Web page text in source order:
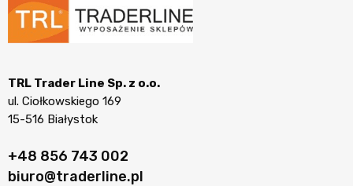
TRL Trader Line Sp. z o.o.
ul. Ciołkowskiego 169
15-516 Białystok
+48 856 743 002
biuro@traderline.pl